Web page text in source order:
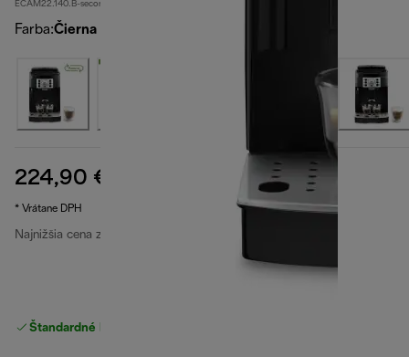
ECAM22.140.B-second
Farba:Čierna
224,90 € pôvodná cena 399,90 €
* Vrátane DPH
Najnižšia cena za posledných 30 dní
Štandardné bezplatné doručenie